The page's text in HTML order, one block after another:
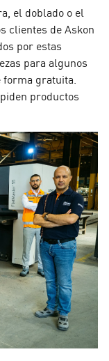
el doblado o el
clientes de Askon
por estas
para algunos
gratuita.
productos